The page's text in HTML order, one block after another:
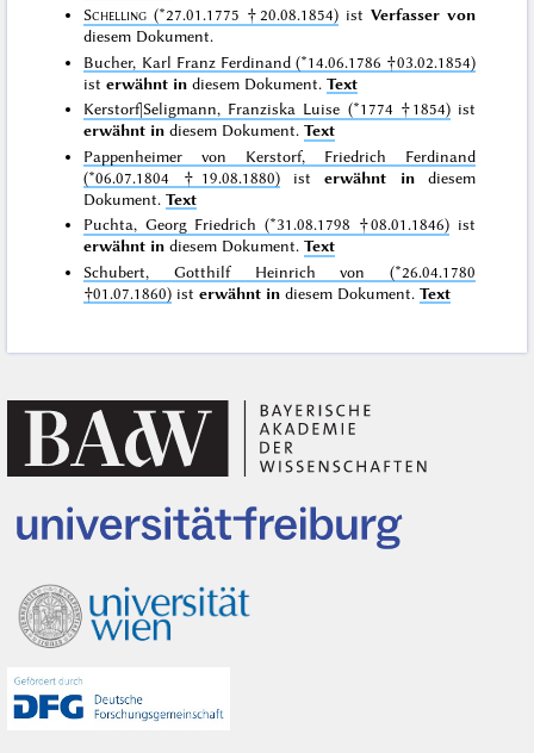
Schelling (*27.01.1775 †20.08.1854)ist Verfasser von
diesem Dokument.
Bucher, Karl Franz Ferdinand (*14.06.1786 †03.02.1854)
isterwähnt in diesem Dokument.Text
Kerstorf|Seligmann, Franziska Luise (*1774 †1854)ist
erwähnt in diesem Dokument.Text
Pappenheimer von Kerstorf, Friedrich Ferdinand
(*06.07.1804 †19.08.1880)isterwähnt indiesem
Dokument.Text
Puchta, Georg Friedrich (*31.08.1798 †08.01.1846) ist
erwähnt in diesem Dokument.Text
Schubert, Gotthilf Heinrich von (*26.04.1780
†01.07.1860) isterwähnt in diesem Dokument.Text